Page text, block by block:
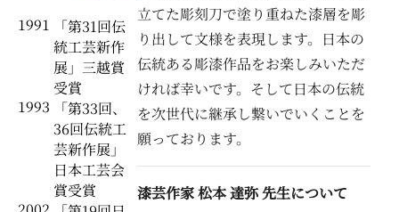
1991
「第31回伝
統工芸新作
展」三越賞
受賞
1993
「第33回、
36回伝統工
芸新作展」
日本工芸会
賞受賞
立てた彫刻刀で塗り重ねた漆層を彫
り出して文様を表現します。日本の
伝統ある彫漆作品をお楽しみいただ
ければ幸いです。そして日本の伝統
を次世代に継承し繋いでいくことを
願っております。
漆芸作家 松本 達弥 先生について